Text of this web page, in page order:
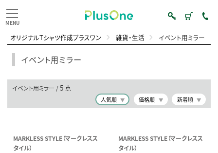
オリジナルTシャツ作成プラスワン 雑貨・生活 イベント用ミラー
イベント用ミラー
イベント用ミラー /5 点
人気順 価格順 新着順
MARKLESS STYLE（マークレスス
タイル）
MARKLESS STYLE（マークレスス
タイル）